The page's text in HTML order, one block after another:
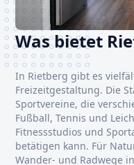
Was bietet
In Rietberg gibt es
Freizeitgestaltung. Die
Sportvereine, die
Fußball, Tennis und
Fitnessstudios und
betätigen kann. Für
Wander- und Radwege